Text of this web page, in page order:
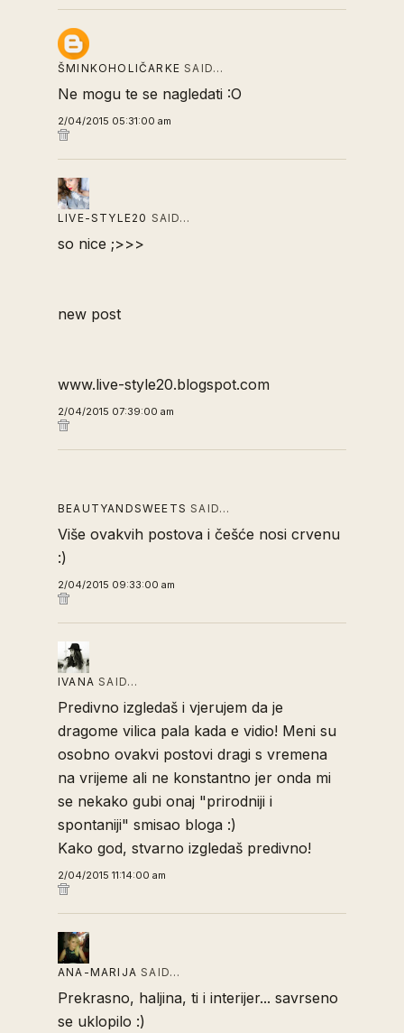
ŠMINKOHOLIČARKE SAID…
Ne mogu te se nagledati :O
2/04/2015 05:31:00 am
LIVE-STYLE20 SAID…
so nice ;>>>
new post
www.live-style20.blogspot.com
2/04/2015 07:39:00 am
BEAUTYANDSWEETS SAID…
Više ovakvih postova i češće nosi crvenu
:)
2/04/2015 09:33:00 am
IVANA SAID…
Predivno izgledaš i vjerujem da je
dragome vilica pala kada e vidio! Meni su
osobno ovakvi postovi dragi s vremena
na vrijeme ali ne konstantno jer onda mi
se nekako gubi onaj "prirodniji i
spontaniji" smisao bloga :)
Kako god, stvarno izgledaš predivno!
2/04/2015 11:14:00 am
ANA-MARIJA SAID…
Prekrasno, haljina, ti i interijer... savrseno
se uklopilo :)